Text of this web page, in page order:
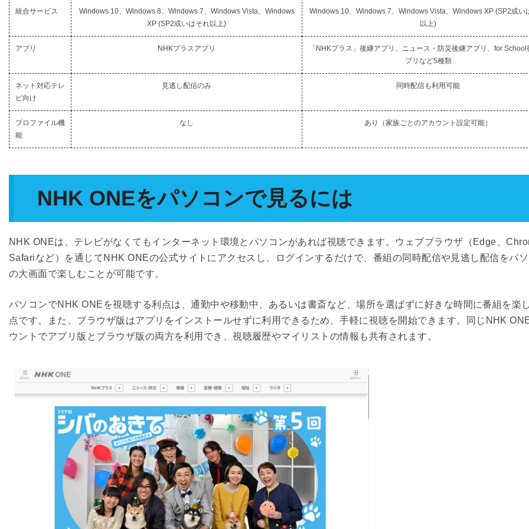
統合サービス
Windows 10、Windows 8、Windows 7、Windows Vista、Windows
XP (SP2或いはそれ以上)
Windows 10、Windows 7、Windows Vista、Windows XP (SP2或い
以上)
アプリ NHKプラスアプリ
「NHKプラス」後継アプリ、ニュース・防災後継アプリ、for School
プリなど5種類
ネット対応テレ
ビ向け
見逃し配信のみ 同時配信も利用可能
プロファイル機
能
なし あり（家族ごとのアカウント設定可能）
NHK ONEをパソコンで見るには
NHK ONEは、テレビがなくてもインターネット環境とパソコンがあれば視聴できます。ウェブブラウザ（Edge、
Safariなど）を通じてNHK ONEの公式サイトにアクセスし、ログインするだけで、番組の同時配信や見逃し配信をパ
の大画面で楽しむことが可能です。
パソコンでNHK ONEを視聴する利点は、通勤中や移動中、あるいは書斎など、場所を選ばずに好きな時間に番組を楽
点です。また、ブラウザ版はアプリをインストールせずに利用できるため、手軽に視聴を開始できます。同じNHK
ウントでアプリ版とブラウザ版の両方を利用でき、視聴履歴やマイリストの情報も共有されます。